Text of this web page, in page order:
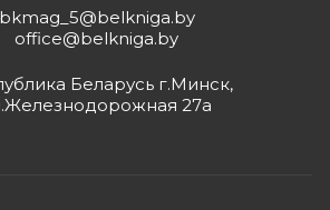
bkmag_5@belkniga.by
office@belkniga.by
Беларусь г.Минск,
27а